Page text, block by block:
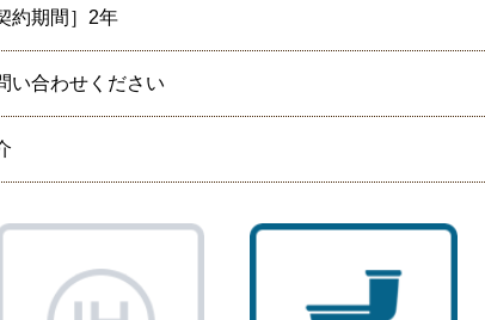
約期間］2年
い合わせください